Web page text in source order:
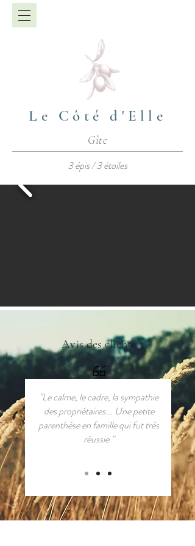
Le Côté d'Elle
Gîte
3 épis / 3 étoiles
Avis des clients
"Le calme, le cadre, la sympathie
des propriétaires... Une petite
parenthèse en famille qui fut très
réussie​."